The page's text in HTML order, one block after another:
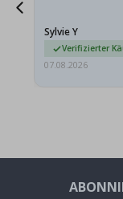
sie…
Sylvie Y
Verifizierter
07.08.2026